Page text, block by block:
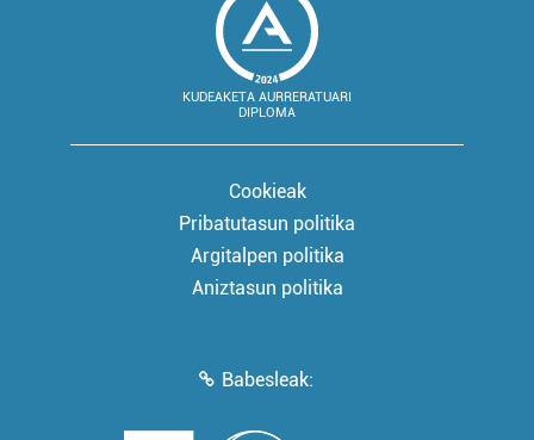
KUDEAKETA AURRERATUARI
DIPLOMA
Cookieak
Pribatutasun politika
Argitalpen politika
Aniztasun politika
Babesleak: